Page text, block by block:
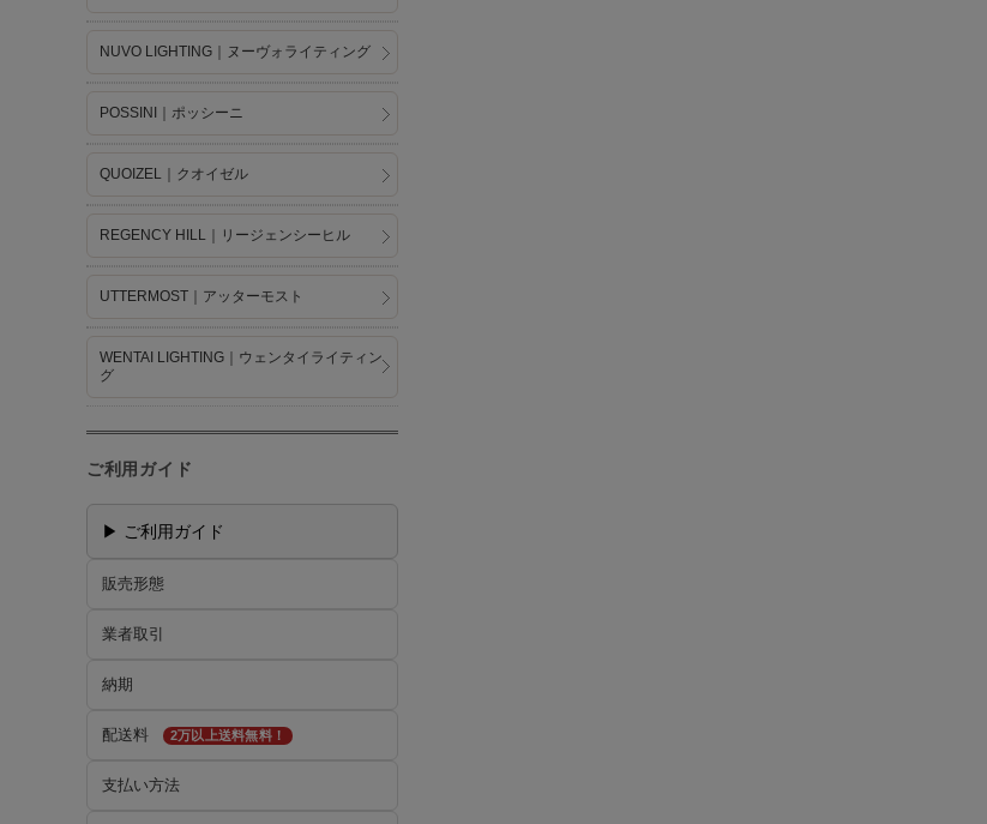
NUVO LIGHTING｜ヌーヴォライティング
POSSINI｜ポッシーニ
QUOIZEL｜クオイゼル
REGENCY HILL｜リージェンシーヒル
UTTERMOST｜アッターモスト
WENTAI LIGHTING｜ウェンタイライティン
グ
ご利用ガイド
▶ ご利用ガイド
販売形態
業者取引
納期
配送料 2万以上送料無料！
支払い方法